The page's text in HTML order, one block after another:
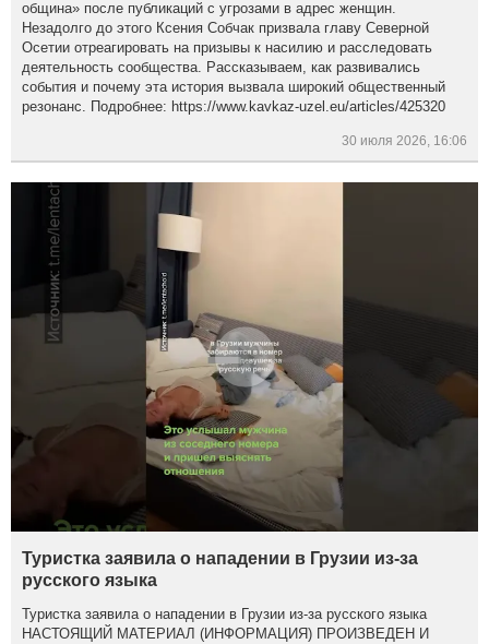
община» после публикаций с угрозами в адрес женщин.
Незадолго до этого Ксения Собчак призвала главу Северной
Осетии отреагировать на призывы к насилию и расследовать
деятельность сообщества. Рассказываем, как развивались
события и почему эта история вызвала широкий общественный
резонанс. Подробнее: https://www.kavkaz-uzel.eu/articles/425320
30 июля 2026, 16:06
Туристка заявила о нападении в Грузии из-за
русского языка
Туристка заявила о нападении в Грузии из-за русского языка
НАСТОЯЩИЙ МАТЕРИАЛ (ИНФОРМАЦИЯ) ПРОИЗВЕДЕН И